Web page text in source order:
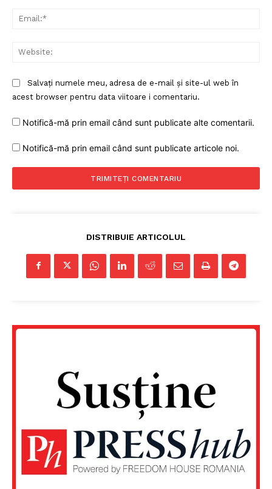
Un proiect
FREEDOM HOUSE ROMÂNIA
Salvați numele meu, adresa de e-mail și site-ul web în
acest browser pentru data viitoare i comentariu.
Notifică-mă prin email când sunt publicate alte comentarii.
Notifică-mă prin email când sunt publicate articole noi.
DISTRIBUIE ARTICOLUL